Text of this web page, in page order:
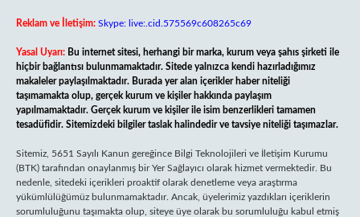
Reklam ve İletişim: Skype: live:.cid.575569c608265c69
Yasal Uyarı: Bu internet sitesi, herhangi bir marka, kurum veya şahıs şirketi ile
hiçbir bağlantısı bulunmamaktadır. Sitede yalnızca kendi hazırladığımız
makaleler paylaşılmaktadır. Burada yer alan içerikler haber niteliği
taşımamakta olup, gerçek kurum ve kişiler hakkında paylaşım
yapılmamaktadır. Gerçek kurum ve kişiler ile isim benzerlikleri tamamen
tesadüfidir. Sitemizdeki bilgiler taslak halindedir ve tavsiye niteliği taşımazlar.
Sitemiz, 5651 Sayılı Kanun gereğince Bilgi Teknolojileri ve İletişim Kurumu
(BTK) tarafından onaylanmış bir Yer Sağlayıcı olarak hizmet vermektedir. Bu
nedenle, sitedeki içerikleri proaktif olarak denetleme veya araştırma
yükümlülüğümüz bulunmamaktadır. Ancak, üyelerimiz yazdıkları içeriklerin
sorumluluğunu taşımakta olup, siteye üye olarak bu sorumluluğu kabul etmiş